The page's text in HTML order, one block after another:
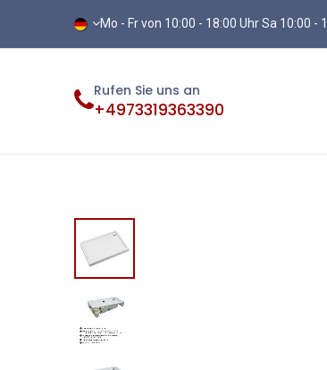
Mo - Fr von 10:00 - 18:00 Uhr Sa 10:00 -
Rufen Sie uns an
+4973319363390